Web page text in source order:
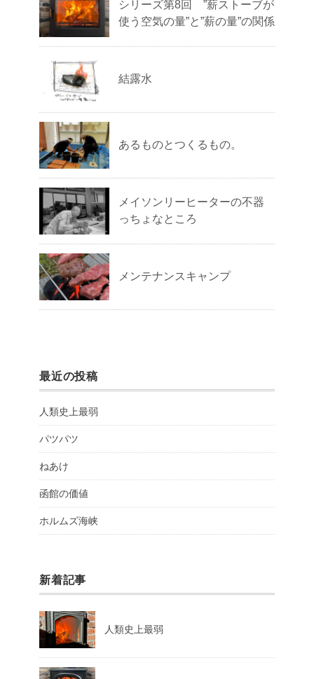
シリーズ第8回 ”薪ストーブが
使う空気の量”と”薪の量”の関係
結露水
あるものとつくるもの。
メイソンリーヒーターの不器
っちょなところ
メンテナンスキャンプ
最近の投稿
人類史上最弱
パツパツ
ねあけ
函館の価値
ホルムズ海峡
新着記事
人類史上最弱